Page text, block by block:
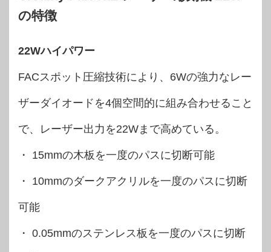
の特徴
22Wハイパワー
FACスポット圧縮技術により、6Wの強力なレー
ザーダイオードを4個空間的に組み合わせること
で、レーザー出力を22Wまで高めている。
・ 15mmの木板を一度のパスに切断可能
・ 10mmのダークアクリルを一度のパスに切断
可能
・ 0.05mmのステンレス板を一度のパスに切断